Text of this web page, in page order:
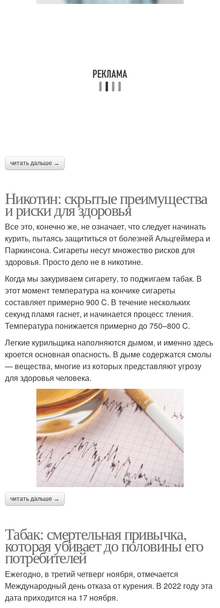
читать дальше →
Никотин: скрытые преимущества
и риски для здоровья
Все это, конечно же, не означает, что следует начинать
курить, пытаясь защититься от болезней Альцгеймера и
Паркинсона. Сигареты несут множество рисков для
здоровья. Просто дело не в никотине.
Когда мы закуриваем сигарету, то поджигаем табак. В
этот момент температура на кончике сигареты
составляет примерно 900 C. В течение нескольких
секунд пламя гаснет, и начинается процесс тления.
Температура понижается примерно до 750–800 C.
Легкие курильщика наполняются дымом, и именно здесь
кроется основная опасность. В дыме содержатся смолы
— вещества, многие из которых представляют угрозу
для здоровья человека.
читать дальше →
Табак: смертельная привычка,
которая убивает до половины его
потребителей
Ежегодно, в третий четверг ноября, отмечается
Международный день отказа от курения. В 2022 году эта
дата приходится на 17 ноября.